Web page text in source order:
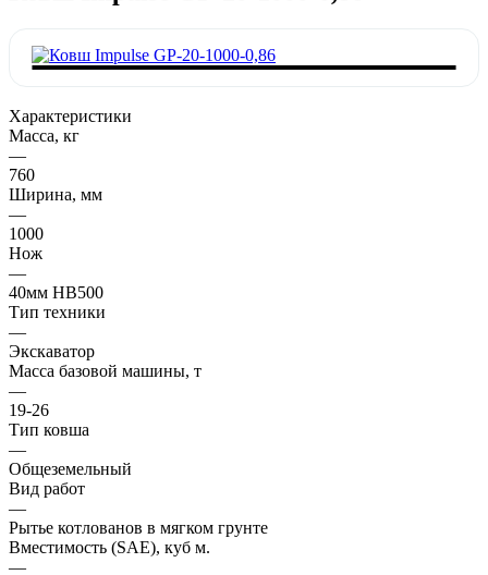
Характеристики
Масса, кг
—
760
Ширина, мм
—
1000
Нож
—
40мм HB500
Тип техники
—
Экскаватор
Масса базовой машины, т
—
19-26
Тип ковша
—
Общеземельный
Вид работ
—
Рытье котлованов в мягком грунте
Вместимость (SAE), куб м.
—